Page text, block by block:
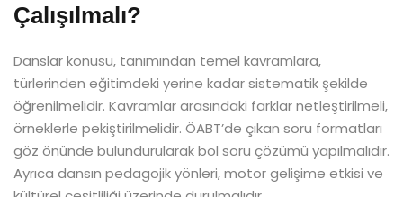
Çalışılmalı?
Danslar konusu, tanımından temel kavramlara,
türlerinden eğitimdeki yerine kadar sistematik şekilde
öğrenilmelidir. Kavramlar arasındaki farklar netleştirilmeli,
örneklerle pekiştirilmelidir. ÖABT’de çıkan soru formatları
göz önünde bulundurularak bol soru çözümü yapılmalıdır.
Ayrıca dansın pedagojik yönleri, motor gelişime etkisi ve